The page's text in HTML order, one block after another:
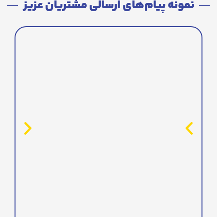
نمونه پیام‌های ارسالی مشتریان عزیز